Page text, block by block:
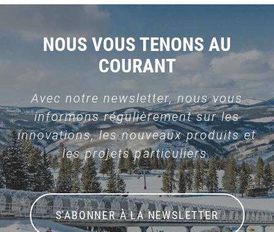
NOUS VOUS TENONS AU
COURANT
Avec notre newsletter, nous vous
informons régulièrement sur les
innovations, les nouveaux produits et
les projets particuliers.
S'ABONNER À LA NEWSLETTER